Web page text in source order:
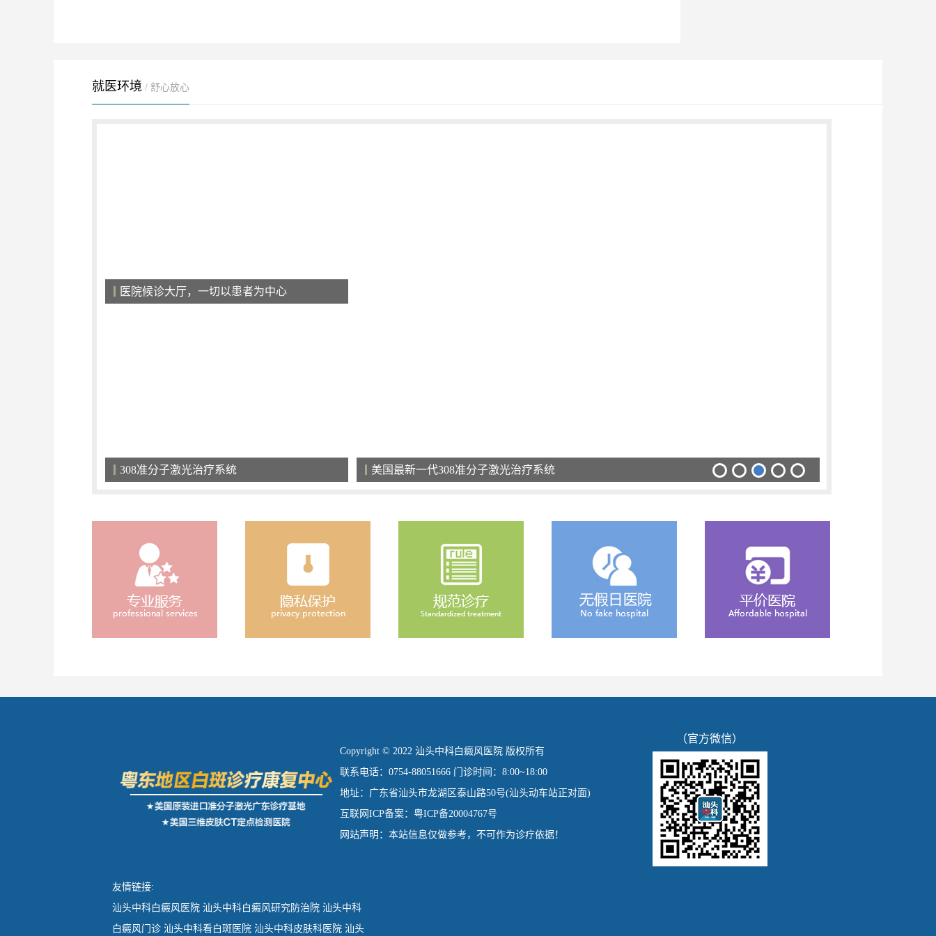
就医环境 / 舒心放心
强大的专家团队，病情康复的保证
关爱儿童，小天使们不应该被区别对待 清净的住院环境，给患者舒心恢复的空间
Copyright © 2022 汕头中科白癜风医院 版权所有
联系电话：0754-88051666 门诊时间：8:00~18:00
地址：广东省汕头市龙湖区泰山路50号(汕头动车站正对面)
互联网ICP备案：粤ICP备20004767号
网站声明：本站信息仅做参考，不可作为诊疗依据！
（官方微信）
友情链接:
汕头中科白癜风医院 汕头中科白癜风研究防治院 汕头中科
白癜风门诊 汕头中科看白斑医院 汕头中科皮肤科医院 汕头